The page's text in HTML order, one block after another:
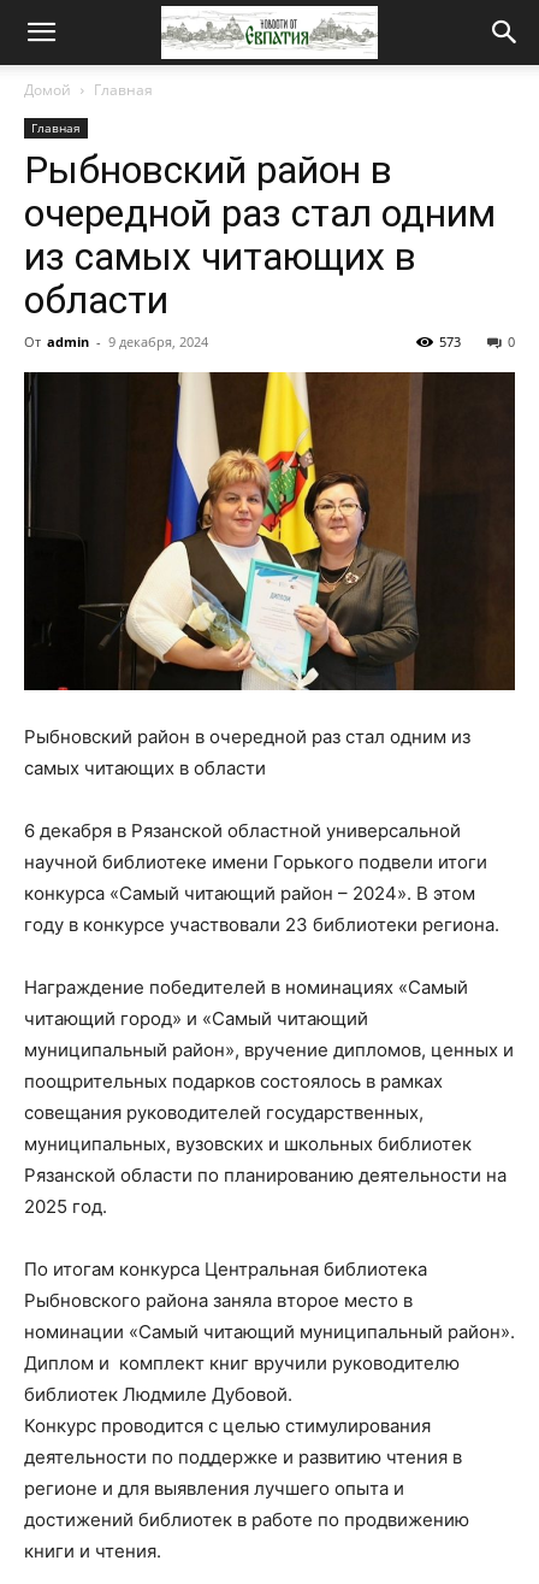
Новости
Домой Главная
Главная
Рыбновский район в
очередной раз стал одним
из самых читающих в
области
От admin - 9 декабря, 2024 0
573
Рыбновский район в очередной раз стал одним из
самых читающих в области
6 декабря в Рязанской областной универсальной
научной библиотеке имени Горького подвели итоги
конкурса «Самый читающий район – 2024». В этом
году в конкурсе участвовали 23 библиотеки региона.
Награждение победителей в номинациях «Самый
читающий город» и «Самый читающий
муниципальный район», вручение дипломов, ценных и
поощрительных подарков состоялось в рамках
совещания руководителей государственных,
муниципальных, вузовских и школьных библиотек
Рязанской области по планированию деятельности на
2025 год.
По итогам конкурса Центральная библиотека
Рыбновского района заняла второе место в
номинации «Самый читающий муниципальный район».
Диплом и комплект книг вручили руководителю
библиотек Людмиле Дубовой.
Конкурс проводится с целью стимулирования
деятельности по поддержке и развитию чтения в
регионе и для выявления лучшего опыта и
достижений библиотек в работе по продвижению
книги и чтения.